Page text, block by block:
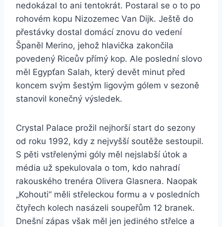
nedokázal to ani tentokrát. Postaral se o to po
rohovém kopu Nizozemec Van Dijk. Ještě do
přestávky dostal domácí znovu do vedení
Španěl Merino, jehož hlavička zakončila
povedený Riceův přímý kop. Ale poslední slovo
měl Egypťan Salah, který devět minut před
koncem svým šestým ligovým gólem v sezoně
stanovil konečný výsledek.
Crystal Palace prožil nejhorší start do sezony
od roku 1992, kdy z nejvyšší soutěže sestoupil.
S pěti vstřelenými góly měl nejslabší útok a
média už spekulovala o tom, kdo nahradí
rakouského trenéra Olivera Glasnera. Naopak
„Kohouti“ měli střeleckou formu a v posledních
čtyřech kolech nasázeli soupeřům 12 branek.
Dnešní zápas však měl jen jediného střelce a